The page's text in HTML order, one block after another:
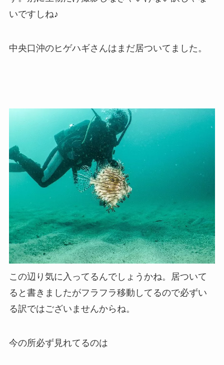
いですしね♪
中央口沖のヒゲハギさんはまだ居ついてました。
この辺り気に入ってるんでしょうかね。居ついて
ると書きましたがフラフラ移動してるので必ずい
る訳ではございませんからね。
今の所必ず見れてるのは